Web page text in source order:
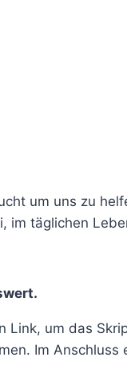
um uns zu
im täglichen
um das
Im